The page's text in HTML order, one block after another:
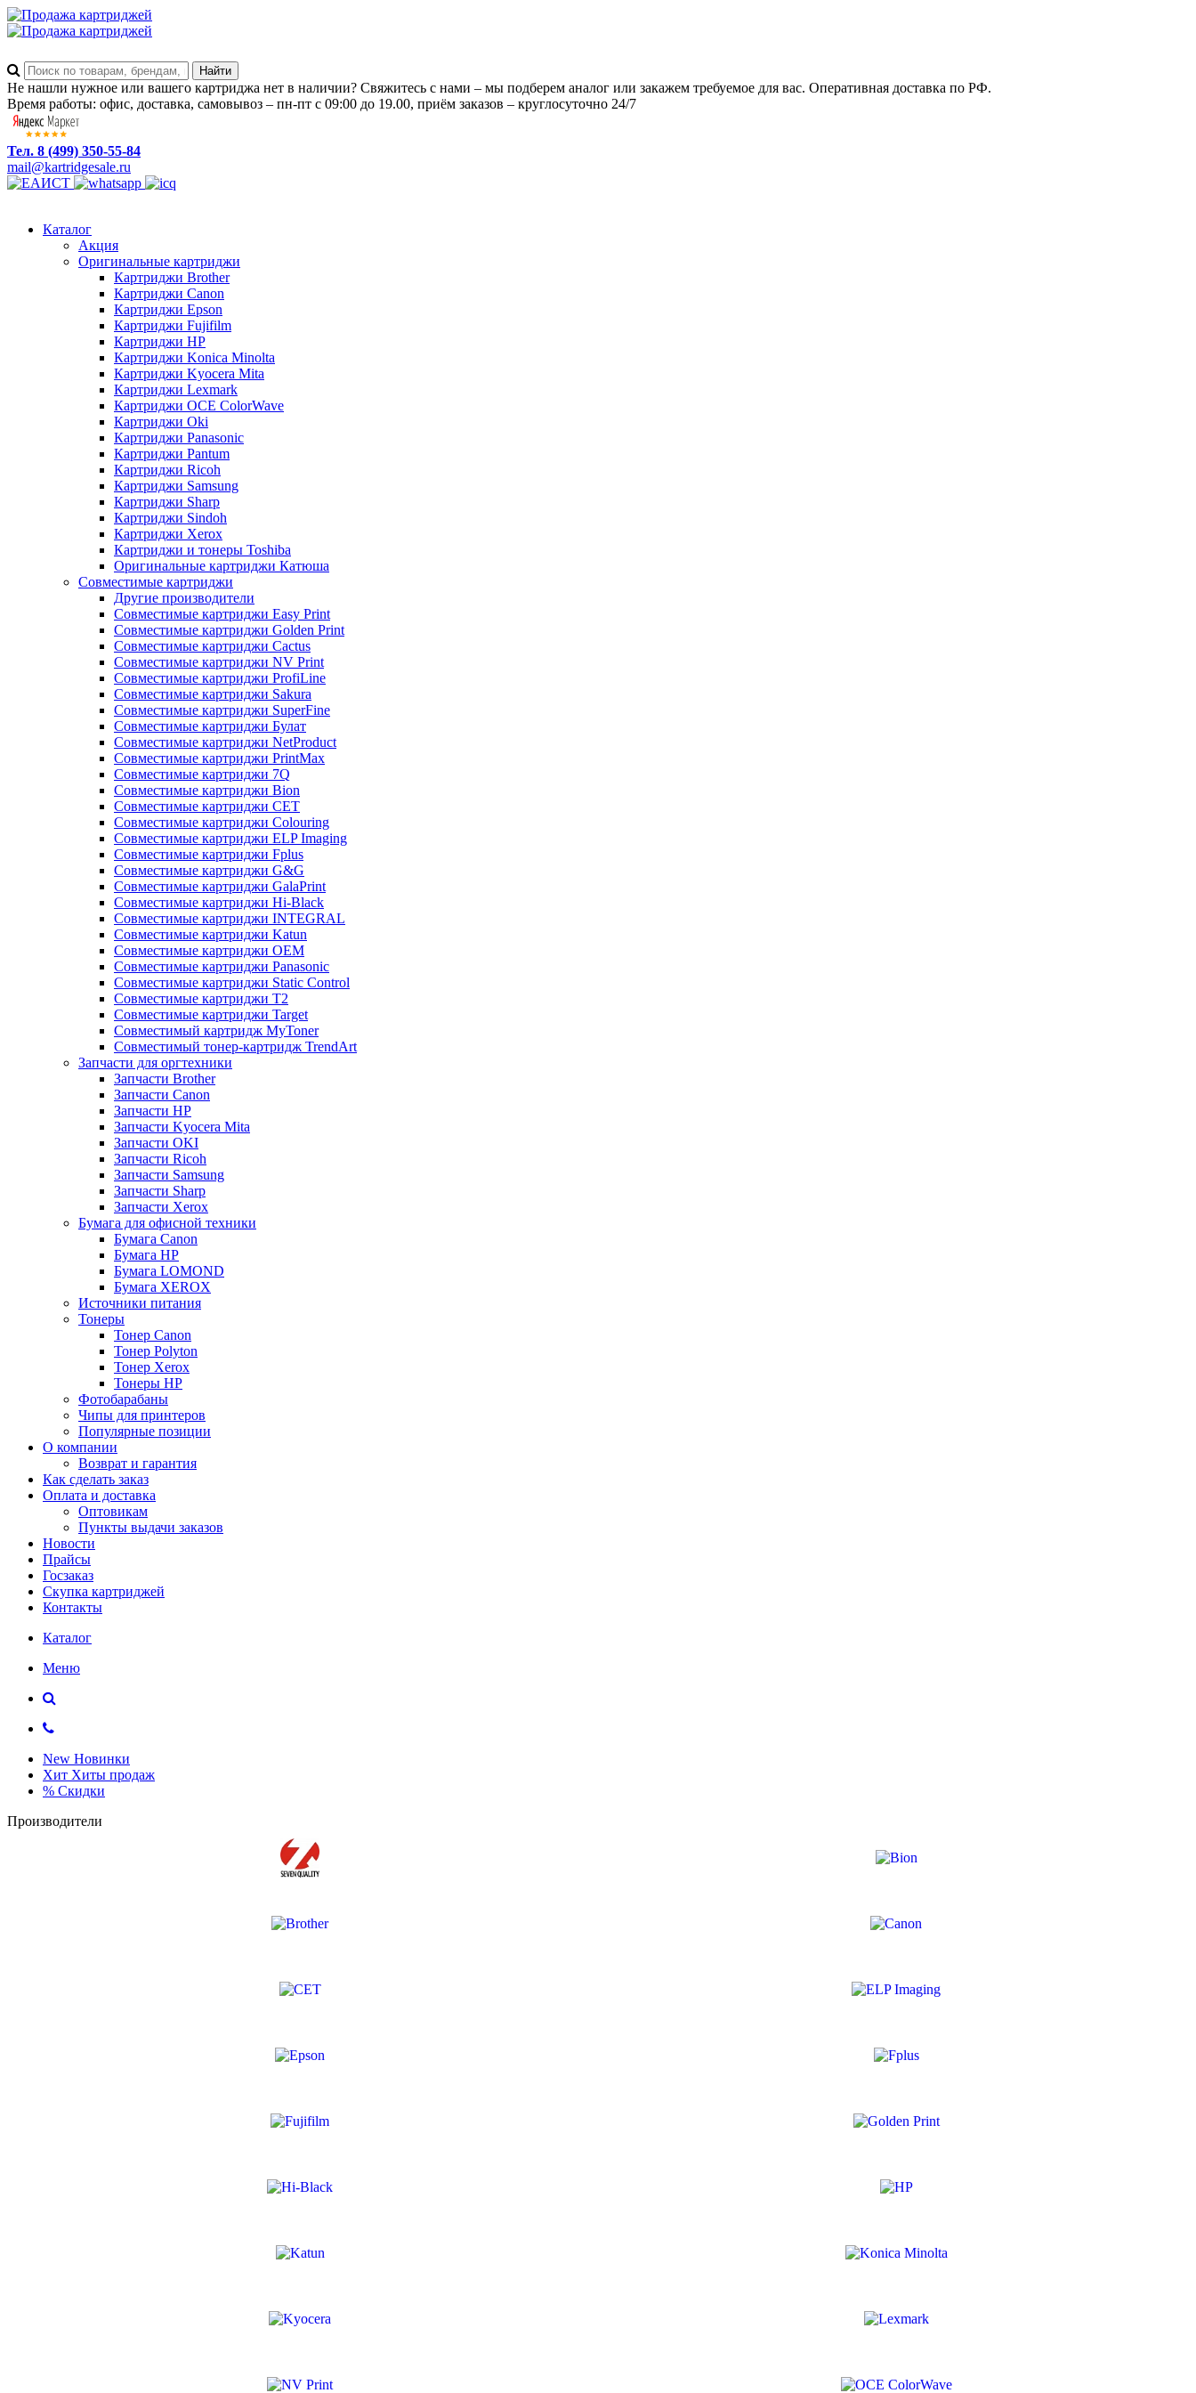
Не нашли нужное или вашего картриджа нет в наличии? Свяжитесь с нами – мы подберем аналог или закажем требуемое для вас. Оперативная доставка по РФ.
Время работы: офис, доставка, самовывоз – пн-пт с 09:00 до 19.00, приём заказов – круглосуточно 24/7
Тел. 8 (499) 350-55-84
mail@kartridgesale.ru
Каталог
Акция
Оригинальные картриджи
Картриджи Brother
Картриджи Canon
Картриджи Epson
Картриджи Fujifilm
Картриджи HP
Картриджи Konica Minolta
Картриджи Kyocera Mita
Картриджи Lexmark
Картриджи OCE ColorWave
Картриджи Oki
Картриджи Panasonic
Картриджи Pantum
Картриджи Ricoh
Картриджи Samsung
Картриджи Sharp
Картриджи Sindoh
Картриджи Xerox
Картриджи и тонеры Toshiba
Оригинальные картриджи Катюша
Совместимые картриджи
Другие производители
Совместимые картриджи Easy Print
Совместимые картриджи Golden Print
Совместимые картриджи Cactus
Совместимые картриджи NV Print
Совместимые картриджи ProfiLine
Совместимые картриджи Sakura
Совместимые картриджи SuperFine
Совместимые картриджи Булат
Совместимые картриджи NetProduct
Совместимые картриджи PrintMax
Совместимые картриджи 7Q
Совместимые картриджи Bion
Совместимые картриджи CET
Совместимые картриджи Colouring
Совместимые картриджи ELP Imaging
Совместимые картриджи Fplus
Совместимые картриджи G&G
Совместимые картриджи GalaPrint
Совместимые картриджи Hi-Black
Совместимые картриджи INTEGRAL
Совместимые картриджи Katun
Совместимые картриджи OEM
Совместимые картриджи Panasonic
Совместимые картриджи Static Control
Совместимые картриджи T2
Совместимые картриджи Target
Совместимый картридж MyToner
Совместимый тонер-картридж TrendArt
Запчасти для оргтехники
Запчасти Brother
Запчасти Canon
Запчасти HP
Запчасти Kyocera Mita
Запчасти OKI
Запчасти Ricoh
Запчасти Samsung
Запчасти Sharp
Запчасти Xerox
Бумага для офисной техники
Бумага Canon
Бумага HP
Бумага LOMOND
Бумага XEROX
Источники питания
Тонеры
Тонер Canon
Тонер Polyton
Тонер Xerox
Тонеры HP
Фотобарабаны
Чипы для принтеров
Популярные позиции
О компании
Возврат и гарантия
Как сделать заказ
Оплата и доставка
Оптовикам
Пункты выдачи заказов
Новости
Прайсы
Госзаказ
Скупка картриджей
Контакты
Каталог
Меню
New Новинки
Хит Хиты продаж
% Скидки
Производители